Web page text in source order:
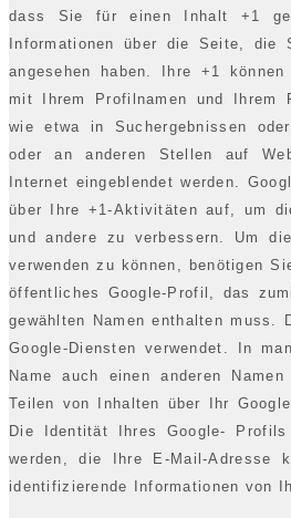
dass Sie für einen Inhalt +1
Informationen über die Seite, die
angesehen haben. Ihre +1
mit Ihrem Profilnamen und Ihrem
wie etwa in Suchergebnissen
oder an anderen Stellen auf
Internet eingeblendet werden.
über Ihre +1-Aktivitäten auf, um
und andere zu verbessern. Um
verwenden zu können, benötigen
öffentliches Google-Profil, das
gewählten Namen enthalten muss.
Google-Diensten verwendet. In
Name auch einen anderen
Teilen von Inhalten über Ihr
Die Identität Ihres Google-
werden, die Ihre E-Mail-Adresse
identifizierende Informationen von